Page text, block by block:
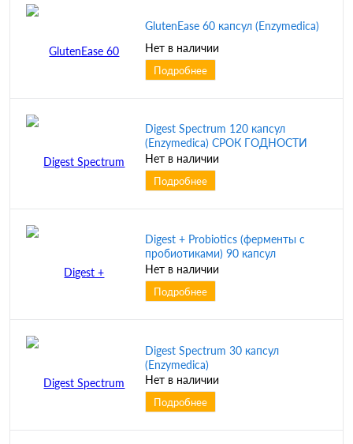
GlutenEase 60 капсул (Enzymedica)
Нет в наличии
Подробнее
Digest Spectrum 120 капсул
(Enzymedica) СРОК ГОДНОСТИ
12/2024
Нет в наличии
Подробнее
Digest + Probiotics (ферменты с
пробиотиками) 90 капсул
(Enzymedica)
Нет в наличии
Подробнее
Digest Spectrum 30 капсул
(Enzymedica)
Нет в наличии
Подробнее